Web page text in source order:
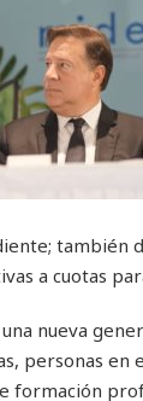
también
a cuotas
nueva
personas
formación